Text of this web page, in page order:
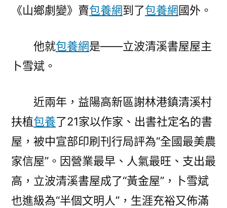
家
屋
《山鄉劇變》賣包養網到了包養網國外。
他就包養網是——立波清溪書屋屋主
卜雪斌。
近兩年，益陽高新區謝林港鎮清溪村
扶植包養了21家以作家、出書社定名的書
屋，被中宣部印刷刊行局評為“全國最美農
家信屋”。因營業最早、人氣最旺、支出最
高，立波清溪書屋成了“黃金屋”，卜雪斌
也進級為“半個文明人”，生涯充裕又佈滿